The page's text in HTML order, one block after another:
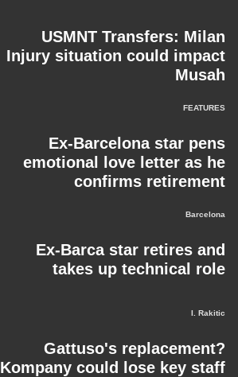
USMNT Transfers: Milan
Injury situation could impact
Musah
FEATURES
Ex-Barcelona star pens
emotional love letter as he
confirms retirement
Barcelona
Ex-Barca star retires and
takes up technical role
I. Rakitic
Gattuso's replacement?
Kompany could lose key staff